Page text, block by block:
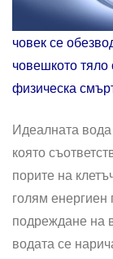
човек се
човешкото тяло
физическа
Идеалната
която
порите на
голям енергиен
подреждане на
водата се